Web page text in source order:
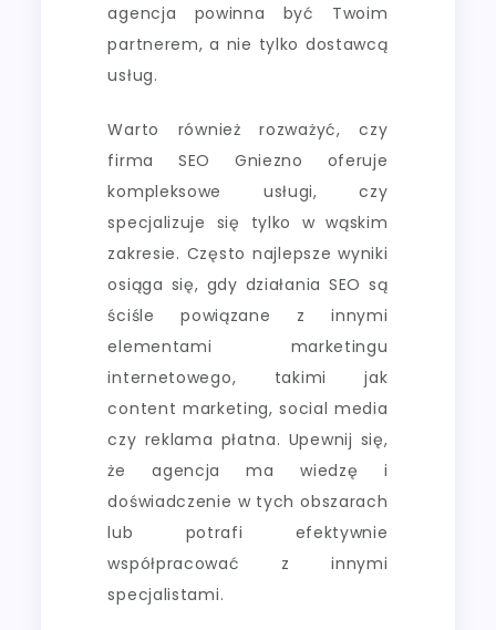
agencja powinna być Twoim
partnerem, a nie tylko dostawcą
usług.
Warto również rozważyć, czy
firma SEO Gniezno oferuje
kompleksowe usługi, czy
specjalizuje się tylko w wąskim
zakresie. Często najlepsze wyniki
osiąga się, gdy działania SEO są
ściśle powiązane z innymi
elementami marketingu
internetowego, takimi jak
content marketing, social media
czy reklama płatna. Upewnij się,
że agencja ma wiedzę i
doświadczenie w tych obszarach
lub potrafi efektywnie
współpracować z innymi
specjalistami.